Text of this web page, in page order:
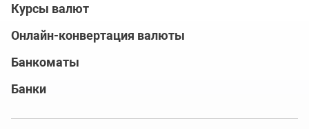
Курсы валют
Онлайн-конвертация валюты
Банкоматы
Банки